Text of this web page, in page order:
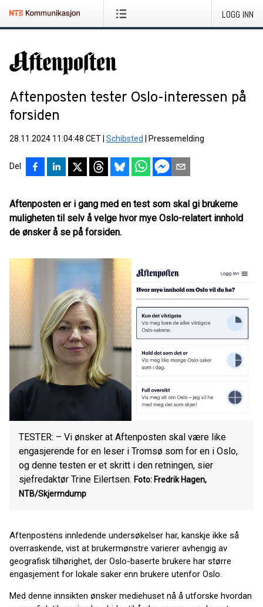
LOGG INN
Aftenposten tester Oslo-interessen på
forsiden
28.11.2024 11:04:48 CET Schibsted Pressemelding
Del
Aftenposten er i gang med en test som skal gi brukerne
muligheten til selv å velge hvor mye Oslo-relatert innhold
de ønsker å se på forsiden.
TESTER: – Vi ønsker at Aftenposten skal være like
engasjerende for en leser i Tromsø som for en i Oslo,
og denne testen er et skritt i den retningen, sier
sjefredaktør Trine Eilertsen. Foto: Fredrik Hagen,
NTB/Skjermdump
Aftenpostens innledende undersøkelser har, kanskje ikke så
overraskende, vist at brukermønstre varierer avhengig av
geografisk tilhørighet, der Oslo-baserte brukere har større
engasjement for lokale saker enn brukere utenfor Oslo.
Med denne innsikten ønsker mediehuset nå å utforske hvordan